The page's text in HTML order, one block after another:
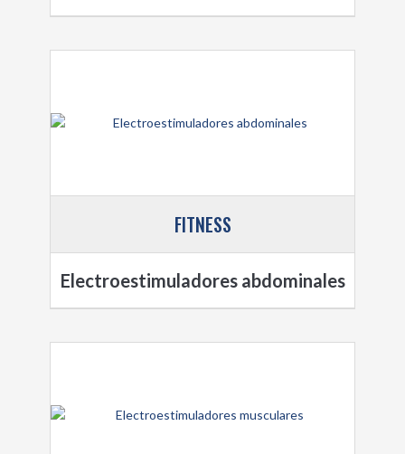
FITNESS
Electroestimuladores abdominales